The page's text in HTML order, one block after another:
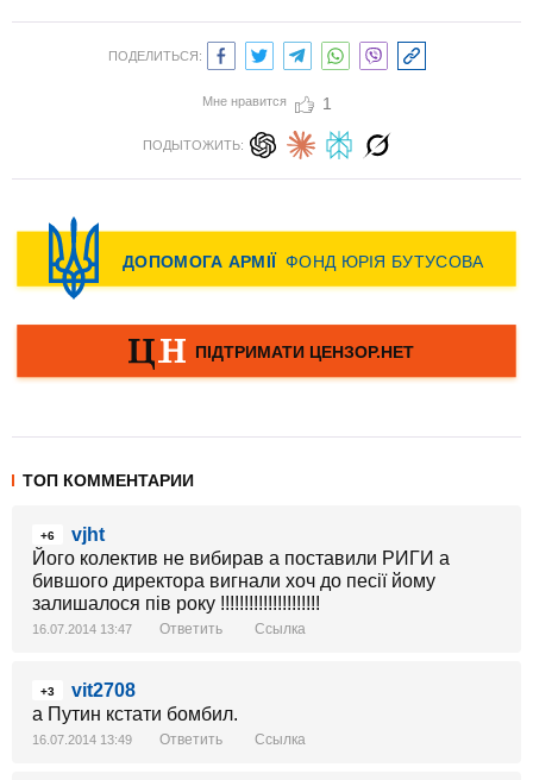
ПОДЕЛИТЬСЯ:
Мне нравится 1
ПОДЫТОЖИТЬ:
ТОП КОММЕНТАРИИ
+6
vjht
Його колектив не вибирав а поставили РИГИ а
бившого директора вигнали хоч до песії йому
залишалося пів року !!!!!!!!!!!!!!!!!!!!!
16.07.2014 13:47 Ответить Ссылка
+3
vit2708
а Путин кстати бомбил.
16.07.2014 13:49 Ответить Ссылка